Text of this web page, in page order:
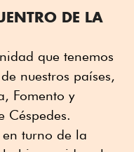
DE LA
que tenemos
nuestros países,
Fomento y
Céspedes.
turno de la